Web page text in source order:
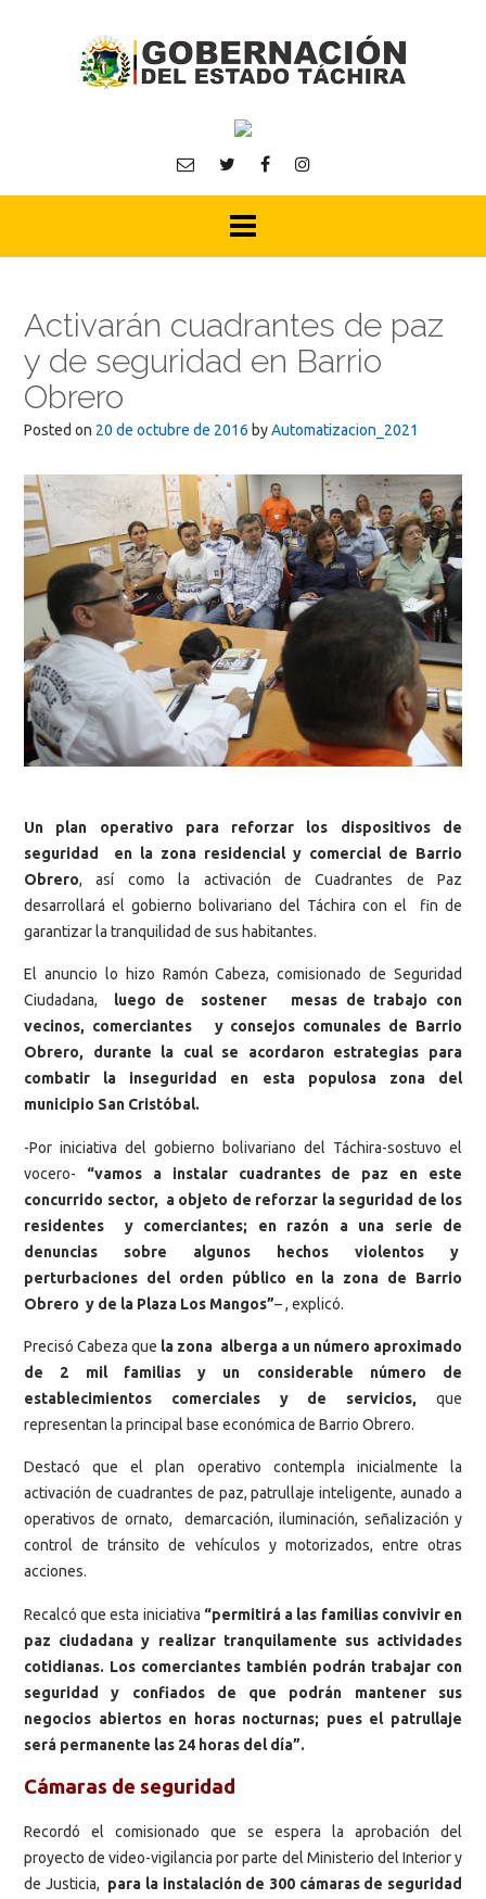
Activarán cuadrantes de paz
y de seguridad en Barrio
Obrero
Posted on 20 de octubre de 2016 byAutomatizacion_2021
Un plan operativo para reforzar los dispositivos de
seguridad en la zona residencial y comercial de Barrio
Obrero, así como la activación de Cuadrantes de Paz
desarrollará el gobierno bolivariano del Táchira con el fin de
garantizar la tranquilidad de sus habitantes.
El anuncio lo hizo Ramón Cabeza, comisionado de Seguridad
Ciudadana,
luego de sostener mesas de trabajo con
vecinos, comerciantes y consejos comunales de Barrio
Obrero, durante la cual se acordaron estrategias para
combatir la inseguridad en esta populosa zona del
municipio San Cristóbal.
-Por iniciativa del gobierno bolivariano del Táchira-sostuvo el
vocero- “vamos a instalar cuadrantes de paz en este
concurrido sector, a objeto de reforzar la seguridad de los
residentes y comerciantes; en razón a una serie de
denuncias sobre algunos hechos violentos y
perturbaciones del orden público en la zona de Barrio
Obrero y de la Plaza Los Mangos”– , explicó.
Precisó Cabeza que la zona alberga a un número aproximado
de 2 mil familias y un considerable número de
establecimientos comerciales y de servicios, que
representan la principal base económica de Barrio Obrero.
Destacó que el plan operativo contempla inicialmente la
activación de cuadrantes de paz, patrullaje inteligente, aunado a
operativos de ornato, demarcación, iluminación, señalización y
control de tránsito de vehículos y motorizados, entre otras
acciones.
Recalcó que esta iniciativa “permitirá a las familias convivir en
paz ciudadana y realizar tranquilamente sus actividades
cotidianas. Los comerciantes también podrán trabajar con
seguridad y confiados de que podrán mantener sus
negocios abiertos en horas nocturnas; pues el patrullaje
será permanente las 24 horas del día”.
Cámaras de seguridad
Recordó el comisionado que se espera la aprobación del
proyecto de video-vigilancia por parte del Ministerio del Interior y
de Justicia, para la instalación de 300 cámaras de seguridad